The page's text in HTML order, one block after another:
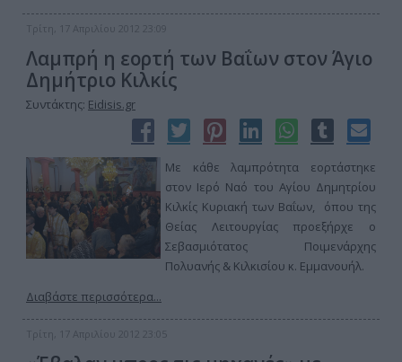
Τρίτη, 17 Απριλίου 2012 23:09
Λαμπρή η εορτή των Βαΐων στον Άγιο
Δημήτριο Κιλκίς
Συντάκτης: Eidisis.gr
Με κάθε λαμπρότητα εορτάστηκε
στον Ιερό Ναό του Αγίου Δημητρίου
Κιλκίς Κυριακή των Βαΐων, όπου της
Θείας Λειτουργίας προεξήρχε ο
Σεβασμιότατος Ποιμενάρχης
Πολυανής & Κιλκισίου κ. Εμμανουήλ.
Διαβάστε περισσότερα...
Τρίτη, 17 Απριλίου 2012 23:05